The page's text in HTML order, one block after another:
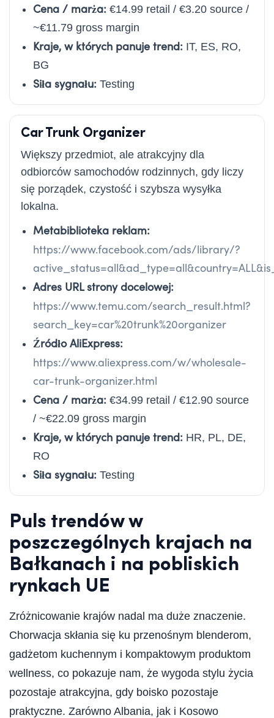
Cena / marża: €14.99 retail / €3.20 source /
~€11.79 gross margin
Kraje, w których panuje trend: IT, ES, RO,
BG
Siła sygnału: Testing
Car Trunk Organizer
Większy przedmiot, ale atrakcyjny dla
odbiorców samochodów rodzinnych, gdy liczy
się porządek, czystość i szybsza wysyłka
lokalna.
Metabiblioteka reklam:
https://www.facebook.com/ads/library/?
Adres URL strony docelowej:
https://www.temu.com/search_result.html?
search_key=car%20trunk%20organizer
Źródło AliExpress:
https://www.aliexpress.com/w/wholesale-
car-trunk-organizer.html
Cena / marża: €34.99 retail / €12.90 source
/ ~€22.09 gross margin
Kraje, w których panuje trend: HR, PL, DE,
RO
Siła sygnału: Testing
Puls trendów w
poszczególnych krajach na
Bałkanach i na pobliskich
rynkach UE
Zróżnicowanie krajów nadal ma duże znaczenie.
Chorwacja skłania się ku przenośnym blenderom,
gadżetom kuchennym i kompaktowym produktom
wellness, co pokazuje nam, że wygoda stylu życia
pozostaje atrakcyjna, gdy boisko pozostaje
praktyczne. Zarówno Albania, jak i Kosowo